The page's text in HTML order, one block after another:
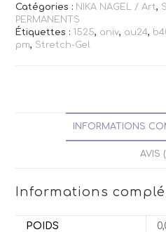
Catégories : NIKA NAGEL / Art,
PERMANENTS
Étiquettes : 1525, aniv, au24,
pm, Stretch-Gel
INFORMATIONS
AVIS
Informations
POIDS